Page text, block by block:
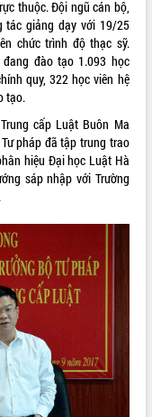
thuộc. Đội ngũ cán bộ,
tác giảng dạy với 19/25
chức trình độ thạc sỹ.
đào tạo 1.093 học
quy, 322 học viên hệ
tạo.
cấp Luật Buôn Ma
pháp đã tập trung trao
hiệu Đại học Luật Hà
sáp nhập với Trường